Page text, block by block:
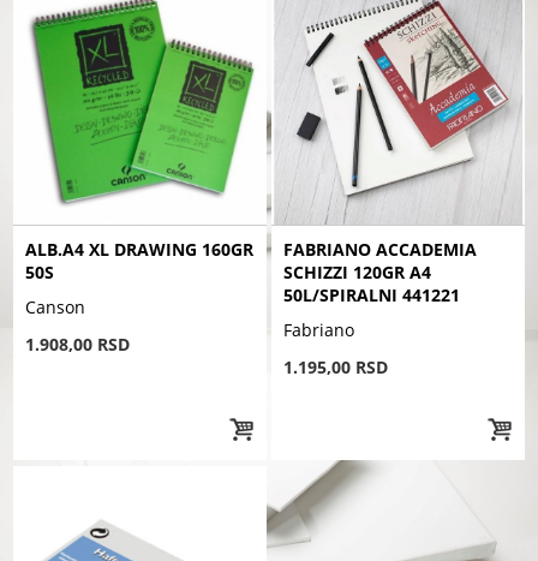
ALB.A4 XL DRAWING 160GR
50S
Canson
1.908,00 RSD
FABRIANO ACCADEMIA
SCHIZZI 120GR A4
50L/SPIRALNI 441221
Fabriano
1.195,00 RSD